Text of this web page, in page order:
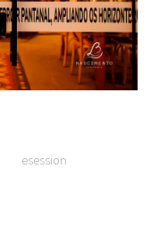
esession